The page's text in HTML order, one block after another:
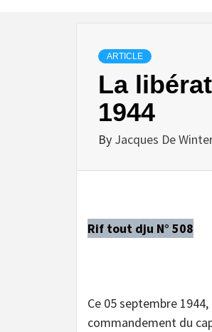
ARTICLE
La
1944
By Jacques De
Rif tout dju N° 508
Ce 05 septembre
commandement du